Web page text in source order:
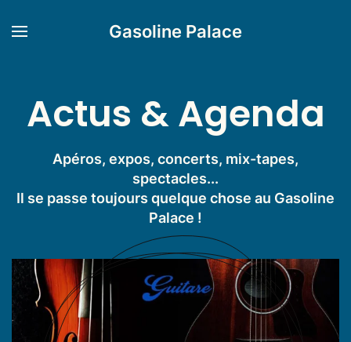
Gasoline Palace
Actus & Agenda
Apéros, expos, concerts, mix-tapes,
spectacles...
Il se passe toujours quelque chose au Gasoline
Palace !